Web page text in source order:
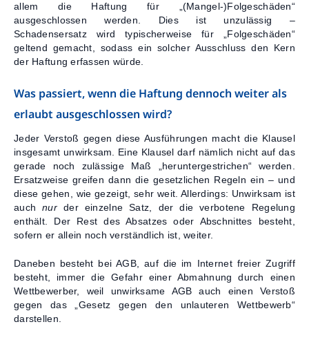
allem die Haftung für „(Mangel-)Folgeschäden“
ausgeschlossen werden. Dies ist unzulässig –
Schadensersatz wird typischerweise für „Folgeschäden“
geltend gemacht, sodass ein solcher Ausschluss den Kern
der Haftung erfassen würde.
Was passiert, wenn die Haftung dennoch weiter als
erlaubt ausgeschlossen wird?
Jeder Verstoß gegen diese Ausführungen macht die Klausel
insgesamt unwirksam. Eine Klausel darf nämlich nicht auf das
gerade noch zulässige Maß „heruntergestrichen“ werden.
Ersatzweise greifen dann die gesetzlichen Regeln ein – und
diese gehen, wie gezeigt, sehr weit. Allerdings: Unwirksam ist
auchnurder einzelne Satz, der die verbotene Regelung
enthält. Der Rest des Absatzes oder Abschnittes besteht,
sofern er allein noch verständlich ist, weiter.
Daneben besteht bei AGB, auf die im Internet freier Zugriff
besteht, immer die Gefahr einer Abmahnung durch einen
Wettbewerber, weil unwirksame AGB auch einen Verstoß
gegen das „Gesetz gegen den unlauteren Wettbewerb“
darstellen.